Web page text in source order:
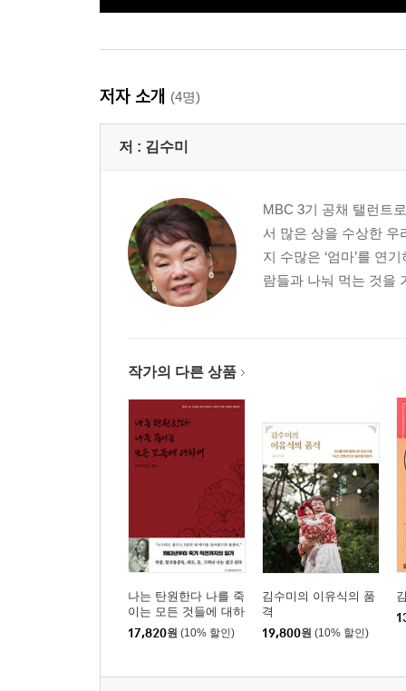
저자 소개 (4명)
저 : 김수미
MBC 3기 공채 탤런트
서 많은 상을 수상한 우
지 수많은 ‘엄마’를 연
람들과 나눠 먹는 것을
작가의 다른 상품
나는 탄원한다 나를 죽
이는 모든 것들에 대하
여
17,820원 (10% 할인)
김수미의 이유식의 품
격
19,800원 (10% 할인)